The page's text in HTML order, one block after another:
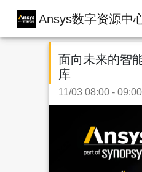
Ansys数字资源中
面向未来的智
库
11/03 08:00 - 09:00